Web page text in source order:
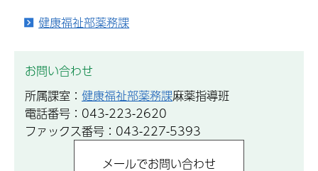
健康福祉部薬務課
お問い合わせ
所属課室： 健康福祉部薬務課麻薬指導班
電話番号：043-223-2620
ファックス番号：043-227-5393